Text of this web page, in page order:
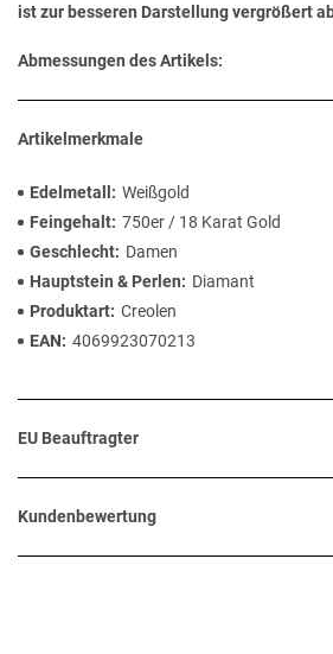
ist zur besseren Darstellung vergrößert
Abmessungen des Artikels:
Artikelmerkmale
Edelmetall
Weißgold
Feingehalt 750er / 18 Karat Gold
Geschlecht
Damen
Hauptstein & Perlen
Diamant
Produktart Creolen
EAN
4069923070213
EU Beauftragter
Kundenbewertung